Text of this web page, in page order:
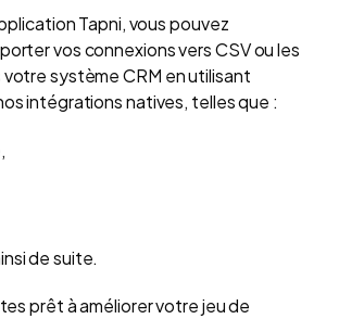
Tapni, vous pouvez
vos connexions vers CSV ou les
système CRM en utilisant
intégrations natives, telles que :
de suite.
prêt à améliorer votre jeu de